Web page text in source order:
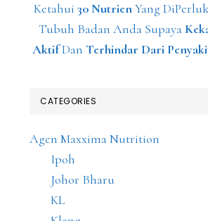
Ketahui 30 NutrienYang
Tubuh Badan Anda Supaya
AktifDan Terhindar Dari
CATEGORIES
Agen Maxxima Nutrition
Ipoh
Johor Bharu
KL